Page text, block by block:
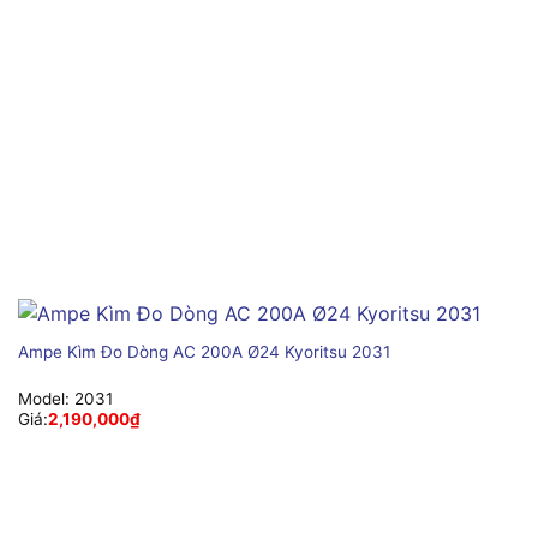
Ampe Kìm Đo Dòng AC 200A Ø24 Kyoritsu 2031
Model: 2031
Giá:2,190,000₫